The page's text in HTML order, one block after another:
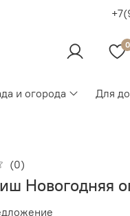
0
и огорода Для
(0)
Новогодняя